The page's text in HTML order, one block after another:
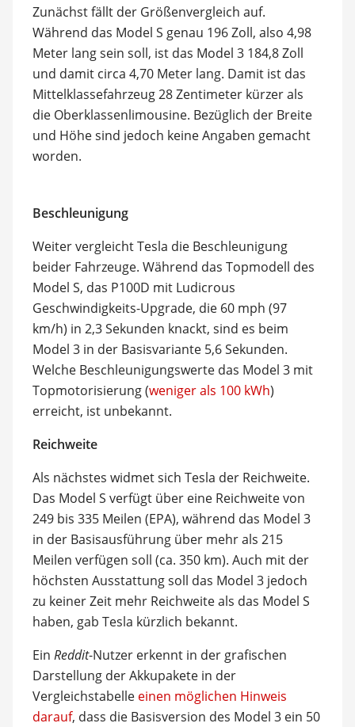
Zunächst fällt der Größenvergleich auf.
Während das Model S genau 196 Zoll, also 4,98
Meter lang sein soll, ist das Model 3 184,8 Zoll
und damit circa 4,70 Meter lang. Damit ist das
Mittelklassefahrzeug 28 Zentimeter kürzer als
die Oberklassenlimousine. Bezüglich der Breite
und Höhe sind jedoch keine Angaben gemacht
worden.
Beschleunigung
Weiter vergleicht Tesla die Beschleunigung
beider Fahrzeuge. Während das Topmodell des
Model S, das P100D mit Ludicrous
Geschwindigkeits-Upgrade, die 60 mph (97
km/h) in 2,3 Sekunden knackt, sind es beim
Model 3 in der Basisvariante 5,6 Sekunden.
Welche Beschleunigungswerte das Model 3 mit
Topmotorisierung (weniger als 100 kWh)
erreicht, ist unbekannt.
Reichweite
Als nächstes widmet sich Tesla der Reichweite.
Das Model S verfügt über eine Reichweite von
249 bis 335 Meilen (EPA), während das Model 3
in der Basisausführung über mehr als 215
Meilen verfügen soll (ca. 350 km). Auch mit der
höchsten Ausstattung soll das Model 3 jedoch
zu keiner Zeit mehr Reichweite als das Model S
haben, gab Tesla kürzlich bekannt.
Ein Reddit-Nutzer erkennt in der grafischen
Darstellung der Akkupakete in der
Vergleichstabelle einen möglichen Hinweis
darauf, dass die Basisversion des Model 3 ein 50